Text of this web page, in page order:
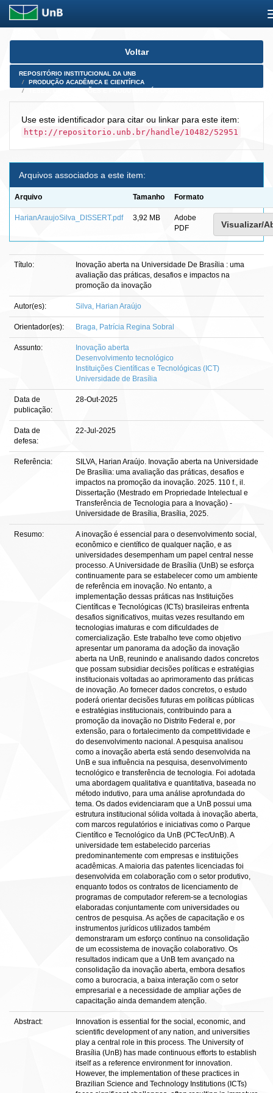
Skip
Voltar
REPOSITÓRIO INSTITUCIONAL DA UNB
PRODUÇÃO ACADÊMICA E CIENTÍFICA
Use este identificador para citar ou linkar para este item:
http://repositorio.unb.br/handle/10482/52951
Arquivos associados a este item:
Arquivo Tamanho Formato
HarianAraujoSilva_DISSERT.pdf 3,92 MB
Adobe
PDF
Visualizar/
Título:
Inovação aberta na Universidade De Brasília : uma
avaliação das práticas, desafios e impactos na
promoção da inovação
Autor(es): Silva, Harian Araújo
Orientador(es): Braga, Patrícia Regina Sobral
Assunto:
Inovação aberta
Desenvolvimento tecnológico
Instituições Científicas e Tecnológicas (ICT)
Universidade de Brasília
Data de
publicação:
28-Out-2025
Data de
defesa:
22-Jul-2025
Referência:
SILVA, Harian Araújo. Inovação aberta na Universidade
De Brasília: uma avaliação das práticas, desafios e
impactos na promoção da inovação. 2025. 110 f., il.
Dissertação (Mestrado em Propriedade Intelectual e
Transferência de Tecnologia para a Inovação) -
Universidade de Brasília, Brasília, 2025.
Resumo:
A inovação é essencial para o desenvolvimento social,
econômico e científico de qualquer nação, e as
universidades desempenham um papel central nesse
processo. A Universidade de Brasília (UnB) se esforça
continuamente para se estabelecer como um ambiente
de referência em inovação. No entanto, a
implementação dessas práticas nas Instituições
Científicas e Tecnológicas (ICTs) brasileiras enfrenta
desafios significativos, muitas vezes resultando em
tecnologias imaturas e com dificuldades de
comercialização. Este trabalho teve como objetivo
apresentar um panorama da adoção da inovação
aberta na UnB, reunindo e analisando dados concretos
que possam subsidiar decisões políticas e estratégias
institucionais voltadas ao aprimoramento das práticas
de inovação. Ao fornecer dados concretos, o estudo
poderá orientar decisões futuras em políticas públicas
e estratégias institucionais, contribuindo para a
promoção da inovação no Distrito Federal e, por
extensão, para o fortalecimento da competitividade e
do desenvolvimento nacional. A pesquisa analisou
como a inovação aberta está sendo desenvolvida na
UnB e sua influência na pesquisa, desenvolvimento
tecnológico e transferência de tecnologia. Foi adotada
uma abordagem qualitativa e quantitativa, baseada no
método indutivo, para uma análise aprofundada do
tema. Os dados evidenciaram que a UnB possui uma
estrutura institucional sólida voltada à inovação aberta,
com marcos regulatórios e iniciativas como o Parque
Científico e Tecnológico da UnB (PCTec/UnB). A
universidade tem estabelecido parcerias
predominantemente com empresas e instituições
acadêmicas. A maioria das patentes licenciadas foi
desenvolvida em colaboração com o setor produtivo,
enquanto todos os contratos de licenciamento de
programas de computador referem-se a tecnologias
elaboradas conjuntamente com universidades ou
centros de pesquisa. As ações de capacitação e os
instrumentos jurídicos utilizados também
demonstraram um esforço contínuo na consolidação
de um ecossistema de inovação colaborativo. Os
resultados indicam que a UnB tem avançado na
consolidação da inovação aberta, embora desafios
como a burocracia, a baixa interação com o setor
empresarial e a necessidade de ampliar ações de
capacitação ainda demandem atenção.
Abstract:
Innovation is essential for the social, economic, and
scientific development of any nation, and universities
play a central role in this process. The University of
Brasília (UnB) has made continuous efforts to establish
itself as a reference environment for innovation.
However, the implementation of these practices in
Brazilian Science and Technology Institutions (ICTs)